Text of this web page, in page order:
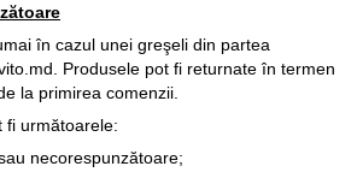
în cazul unei greşeli din partea
Produsele pot fi returnate în termen
la primirea comenzii.
fi următoarele:
necorespunzătoare;